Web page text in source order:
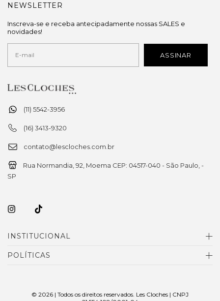
(11) 5542-3956
(16) 3413-9320
contato@lescloches.com.br
Rua Normandia, 92, Moema CEP: 04517-040 - São Paulo, -
SP
INSTITUCIONAL
POLÍTICAS
NEWSLETTER
Inscreva-se e receba antecipadamente nossas SALES e
novidades!
© 2026 | Todos os direitos reservados. Les Cloches | CNPJ